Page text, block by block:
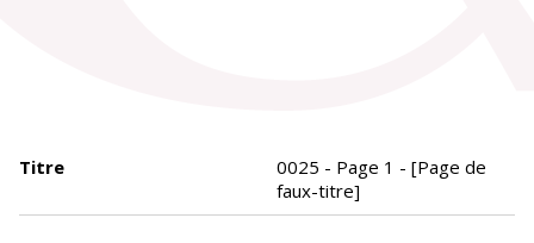
Titre
0025 - Page 1 - [Page de
faux-titre]